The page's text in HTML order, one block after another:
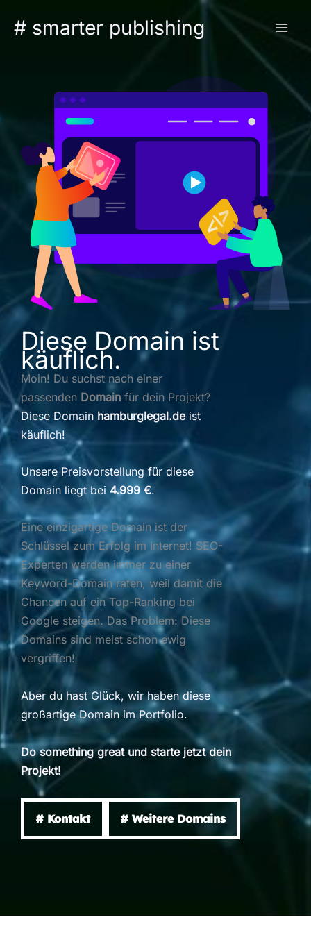
Inhalt# smarter publishing
Diese Domain ist
käuflich.
Moin! Du suchst nach einer
passenden Domain für dein Projekt?
Diese Domain hamburglegal.deist
käuflich!
Unsere Preisvorstellung für diese
Domain liegt bei 4.999 €.
Eine einzigartige Domain ist der
Schlüssel zum Erfolg im Internet! SEO-
Experten werden immer zu einer
Keyword-Domain raten, weil damit die
Chancen auf ein Top-Ranking bei
Google steigen. Das Problem: Diese
Domains sind meist schon ewig
vergriffen!
Aber du hast Glück, wir haben diese
großartige Domain im Portfolio.
Do something great und starte jetzt dein
Projekt!
# Kontakt # Weitere Domains